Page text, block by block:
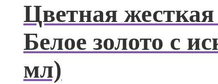
Цветная
Белое золото с
мл)